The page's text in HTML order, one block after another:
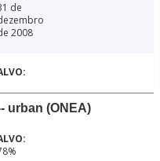
de
2008
urban (ONEA)